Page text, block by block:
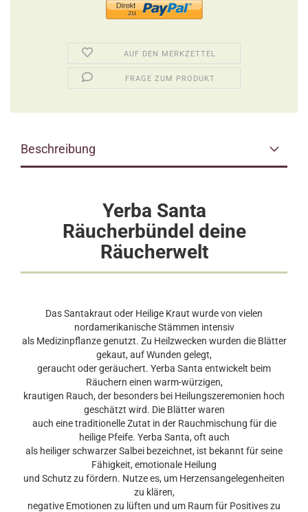
AUF DEN MERKZETTEL
FRAGE ZUM PRODUKT
Beschreibung
Yerba Santa
Räucherbündel deine
Räucherwelt
Das Santakraut oder Heilige Kraut wurde von vielen
nordamerikanische Stämmen intensiv
als Medizinpflanze genutzt. Zu Heilzwecken wurden die Blätter
gekaut, auf Wunden gelegt,
geraucht oder geräuchert. Yerba Santa entwickelt beim
Räuchern einen warm-würzigen,
krautigen Rauch, der besonders bei Heilungszeremonien hoch
geschätzt wird. Die Blätter waren
auch eine traditionelle Zutat in der Rauchmischung für die
heilige Pfeife. Yerba Santa, oft auch
als heiliger schwarzer Salbei bezeichnet, ist bekannt für seine
Fähigkeit, emotionale Heilung
und Schutz zu fördern. Nutze es, um Herzensangelegenheiten
zu klären,
negative Emotionen zu lüften und um Raum für Positives zu